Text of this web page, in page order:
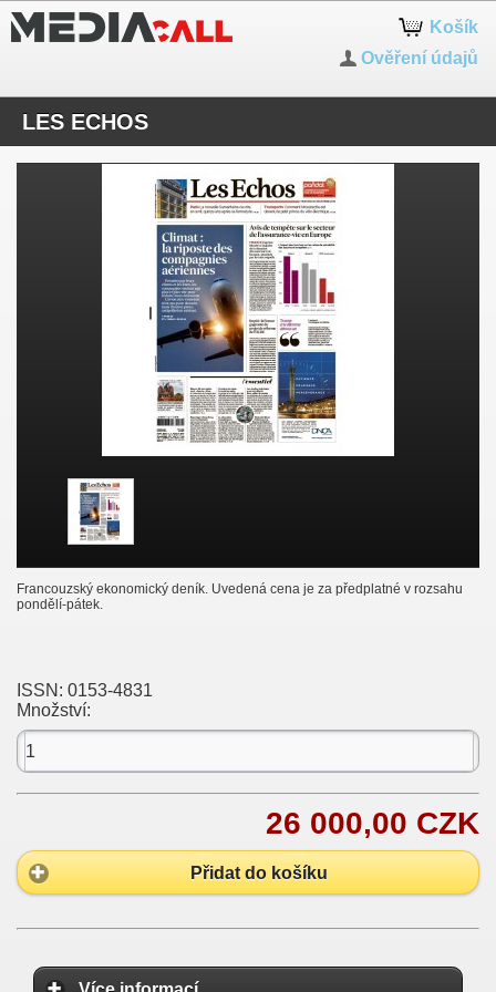
Košík
Ověření údajů
LES ECHOS
Francouzský ekonomický deník. Uvedená cena je za předplatné v rozsahu
pondělí-pátek.
ISSN: 0153-4831
Množství:
26 000,00 CZK
Přidat do košíku